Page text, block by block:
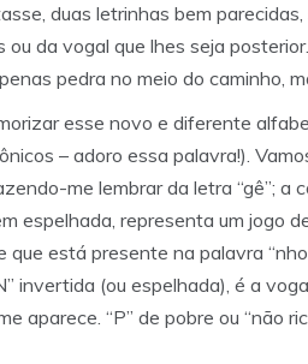
duas letrinhas bem
da vogal que lhes seja
pedra no meio do caminho,
esse novo e diferente
– adoro essa palavra!).
me lembrar da letra “gê”; a
espelhada, representa um jogo
que está presente na palavra
invertida (ou espelhada), é a
aparece. “P” de pobre ou “não